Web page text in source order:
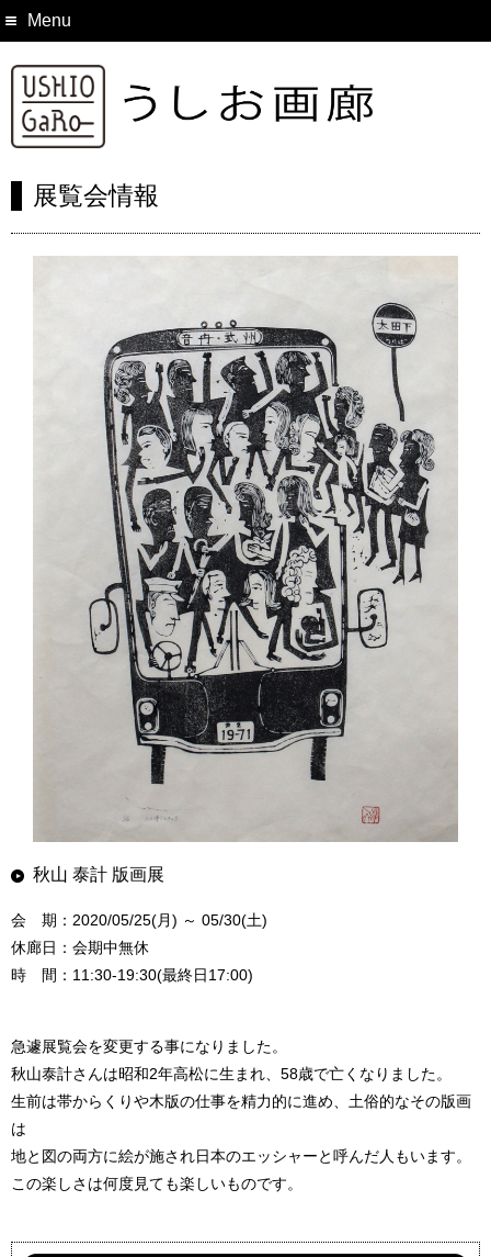
Menu
展覧会情報
秋山 泰計 版画展
会 期：2020/05/25(月) ～ 05/30(土)
休廊日：会期中無休
時 間：11:30-19:30(最終日17:00)
急遽展覧会を変更する事になりました。
秋山泰計さんは昭和2年高松に生まれ、58歳で亡くなりました。
生前は帯からくりや木版の仕事を精力的に進め、土俗的なその版画
は
地と図の両方に絵が施され日本のエッシャーと呼んだ人もいます。
この楽しさは何度見ても楽しいものです。